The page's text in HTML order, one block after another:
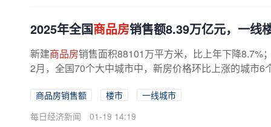
2025年全国商品房销售额8.39万亿元，一线
新建商品房销售面积88101万平方米，比上年下降8.7%
2月，全国70个大中城市中，新房价格环比上涨的城市
商品房销售额 楼市
一线城市
每日经济新闻
01-19 14:19